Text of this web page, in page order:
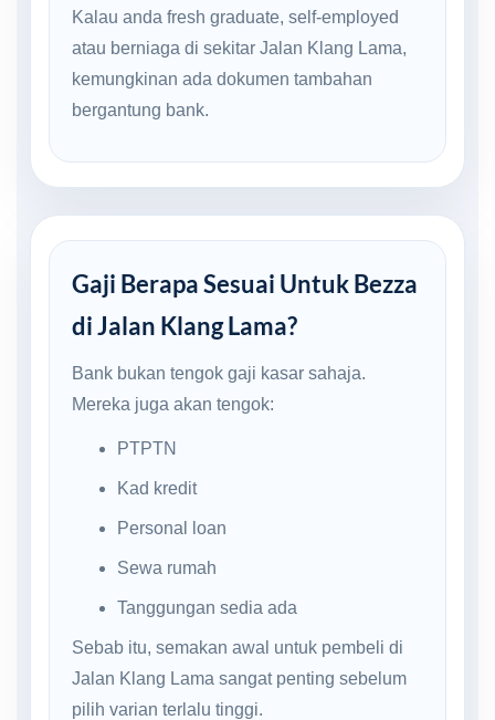
Kalau anda fresh graduate, self-employed
atau berniaga di sekitar Jalan Klang Lama,
kemungkinan ada dokumen tambahan
bergantung bank.
Gaji Berapa Sesuai Untuk Bezza
di Jalan Klang Lama?
Bank bukan tengok gaji kasar sahaja.
Mereka juga akan tengok:
PTPTN
Kad kredit
Personal loan
Sewa rumah
Tanggungan sedia ada
Sebab itu, semakan awal untuk pembeli di
Jalan Klang Lama sangat penting sebelum
pilih varian terlalu tinggi.